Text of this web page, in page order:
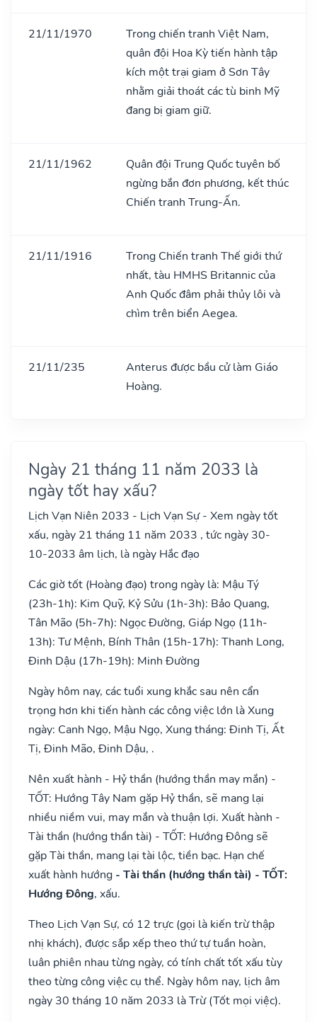
21/11/1970
Trong chiến tranh Việt Nam,
quân đội Hoa Kỳ tiến hành tập
kích một trại giam ở Sơn Tây
nhằm giải thoát các tù binh Mỹ
đang bị giam giữ.
21/11/1962
Quân đội Trung Quốc tuyên bố
ngừng bắn đơn phương, kết thúc
Chiến tranh Trung-Ấn.
21/11/1916
Trong Chiến tranh Thế giới thứ
nhất, tàu HMHS Britannic của
Anh Quốc đâm phải thủy lôi và
chìm trên biển Aegea.
21/11/235
Anterus được bầu cử làm Giáo
Hoàng.
Ngày 21 tháng 11 năm 2033 là
ngày tốt hay xấu?
Lịch Vạn Niên 2033 - Lịch Vạn Sự - Xem ngày tốt
xấu, ngày 21 tháng 11 năm 2033 , tức ngày 30-
10-2033 âm lịch, là ngày Hắc đạo
Các giờ tốt (Hoàng đạo) trong ngày là: Mậu Tý
(23h-1h): Kim Quỹ, Kỷ Sửu (1h-3h): Bảo Quang,
Tân Mão (5h-7h): Ngọc Đường, Giáp Ngọ (11h-
13h): Tư Mệnh, Bính Thân (15h-17h): Thanh Long,
Đinh Dậu (17h-19h): Minh Đường
Ngày hôm nay, các tuổi xung khắc sau nên cẩn
trọng hơn khi tiến hành các công việc lớn là Xung
ngày: Canh Ngọ, Mậu Ngọ, Xung tháng: Đinh Tị, Ất
Tị, Đinh Mão, Đinh Dậu, .
Nên xuất hành - Hỷ thần (hướng thần may mắn) -
TỐT: Hướng Tây Nam gặp Hỷ thần, sẽ mang lại
nhiều niềm vui, may mắn và thuận lợi. Xuất hành -
Tài thần (hướng thần tài) - TỐT: Hướng Đông sẽ
gặp Tài thần, mang lại tài lộc, tiền bạc. Hạn chế
xuất hành hướng - Tài thần (hướng thần tài) - TỐT:
Hướng Đông, xấu.
Theo Lịch Vạn Sự, có 12 trực (gọi là kiến trừ thập
nhị khách), được sắp xếp theo thứ tự tuần hoàn,
luân phiên nhau từng ngày, có tính chất tốt xấu tùy
theo từng công việc cụ thể. Ngày hôm nay, lịch âm
ngày 30 tháng 10 năm 2033 là Trừ (Tốt mọi việc).